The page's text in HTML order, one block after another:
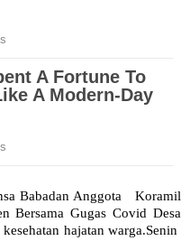
Babadan Anggota Koramil
Bersama Gugas Covid Desa
hajatan warga.Senin